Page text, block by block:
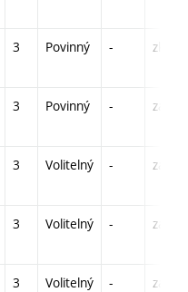
3 Povinný - zk
3 Povinný - zá,zk
3 Volitelný - zá,zk
3 Volitelný - zá,zk
3 Volitelný - zá,zk